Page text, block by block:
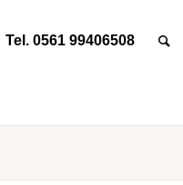
Tel. 0561 99406508